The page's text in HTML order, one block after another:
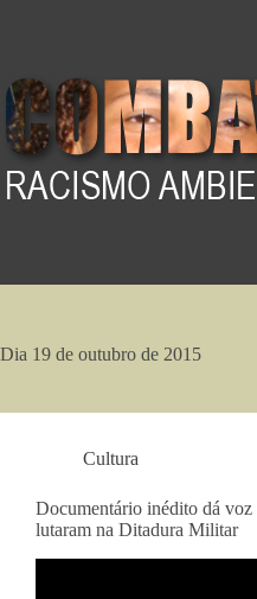
Dia 19 de outubro de 2015
Cultura
Documentário inédito dá voz
lutaram na Ditadura Militar